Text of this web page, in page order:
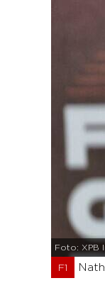
Foto: XPB
F1